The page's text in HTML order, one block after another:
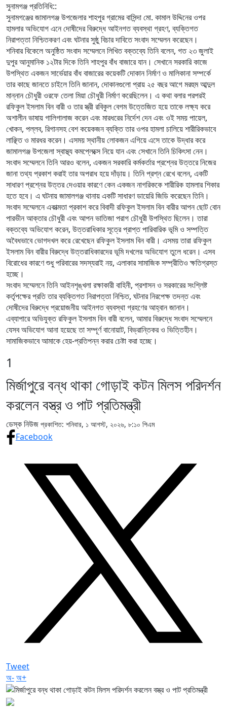
‎সুনামগঞ্জ প্রতিনিধি::
‎সুনামগঞ্জের জামালগঞ্জ উপজেলার শাহপুর গ্রামের বাসিন্দা মো. কামাল উদ্দিনের ওপর
হামলার অভিযোগ এনে দোষীদের বিরুদ্ধে আইনগত ব্যবস্থা গ্রহণ, ব্যক্তিগত
নিরাপত্তা নিশ্চিতকরণ এবং ঘটনার সুষ্ঠু বিচার দাবিতে সংবাদ সম্মেলন করেছেন।
‎শনিবার বিকেলে অনুষ্ঠিত সংবাদ সম্মেলনে লিখিত বক্তব্যে তিনি বলেন, গত ২৩ জুলাই
দুপুর আনুমানিক ১২টার দিকে তিনি শাহপুর বাঁধ বাজারে যান। সেখানে সরকারি কাজে
উপস্থিত একজন সার্ভেয়ার বাঁধ বাজারের কয়েকটি দোকান নির্মাণ ও মালিকানা সম্পর্কে
তার কাছে জানতে চাইলে তিনি জানান, দোকানগুলো প্রায় ২৫ বছর আগে মরহুম আব্দুল
মান্নান চৌধুরী ওরফে তেলা মিয়া চৌধুরী নির্মাণ করেছিলেন। এ কথা বলার পরপরই
রফিকুল ইসলাম বিন বারী ও তার স্ত্রী রবিকুল বেগম উত্তেজিত হয়ে তাকে লক্ষ্য করে
অশালীন ভাষায় গালিগালাজ করেন এবং মারধরের নির্দেশ দেন এবং ওই সময় পায়েল,
খোকন, পল্লব, রিগানসহ বেশ কয়েকজন ব্যক্তি তার ওপর হামলা চালিয়ে শারীরিকভাবে
লাঞ্ছিত ও মারধর করেন। এসময় স্থানীয় লোকজন এগিয়ে এসে তাকে উদ্ধার করে
জামালগঞ্জ উপজেলা স্বাস্থ্য কমপ্লেক্সে নিয়ে যান এবং সেখানে তিনি চিকিৎসা নেন।
‎সংবাদ সম্মেলনে তিনি আরও বলেন, একজন সরকারি কর্মকর্তার প্রশ্নের উত্তরে নিজের
জানা তথ্য প্রকাশ করাই তার অপরাধ হয়ে দাঁড়ায়। তিনি প্রশ্ন রেখে বলেন, একটি
সাধারণ প্রশ্নের উত্তর দেওয়ার কারণে কেন একজন নাগরিককে শারীরিক হামলার শিকার
হতে হবে। এ ঘটনায় জামালগঞ্জ থানায় একটি সাধারণ ডায়েরি জিডি করেছেন তিনি।
‎সংবাদ সম্মেলনে একাত্মতা প্রকাশ করে বিবাদী রফিকুল ইসলাম বিন বারীর আপন ছোট বোন
পারভীন আক্তার চৌধুরী এবং আপন ভাতিজা পরাগ চৌধুরী উপস্থিত ছিলেন। তারা
বক্তব্যে অভিযোগ করেন, উত্তরাধিকার সূত্রে প্রাপ্ত পারিবারিক ভূমি ও সম্পত্তি
অবৈধভাবে ভোগদখল করে রেখেছেন রফিকুল ইসলাম বিন বারী। এসময় তারা রফিকুল
ইসলাম বিন বারীর বিরুদ্ধে উত্তরাধিকারদের ভূমি দখলের অভিযোগ তুলে ধরেন। এসব
বিরোধের কারণে শুধু পরিবারের সদস্যরাই নয়, এলাকার সামাজিক সম্প্রীতিও ক্ষতিগ্রস্ত
হচ্ছে।
‎সংবাদ সম্মেলনে তিনি আইনশৃঙ্খলা রক্ষাকারী বাহিনী, প্রশাসন ও সরকারের সংশ্লিষ্ট
কর্তৃপক্ষের প্রতি তার ব্যক্তিগত নিরাপত্তা নিশ্চিত, ঘটনার নিরপেক্ষ তদন্ত এবং
দোষীদের বিরুদ্ধে প্রয়োজনীয় আইনগত ব্যবস্থা গ্রহণের আহ্বান জানান।
‎এব্যাপারে অভিযুক্ত রফিকুল ইসলাম বিন বারী বলেন, আমার বিরুদ্ধে সংবাদ সম্মেলনে
যেসব অভিযোগ আনা হয়েছে তা সম্পূর্ণ বানোয়াট, বিভ্রান্তিকর ও ভিত্তিহীন।
সামাজিকভাবে আমাকে হেয়-প্রতিপন্ন করার চেষ্টা করা হচ্ছে।
1
মির্জাপুরে বন্ধ থাকা গোড়াই কটন মিলস পরিদর্শন
করলেন বস্ত্র ও পাট প্রতিমন্ত্রী
ডেস্ক নিউজ প্রকাশিত: শনিবার, ১ আগস্ট, ২০২৬, ৮:১০ পিএম
Facebook
Tweet
অ-অ+